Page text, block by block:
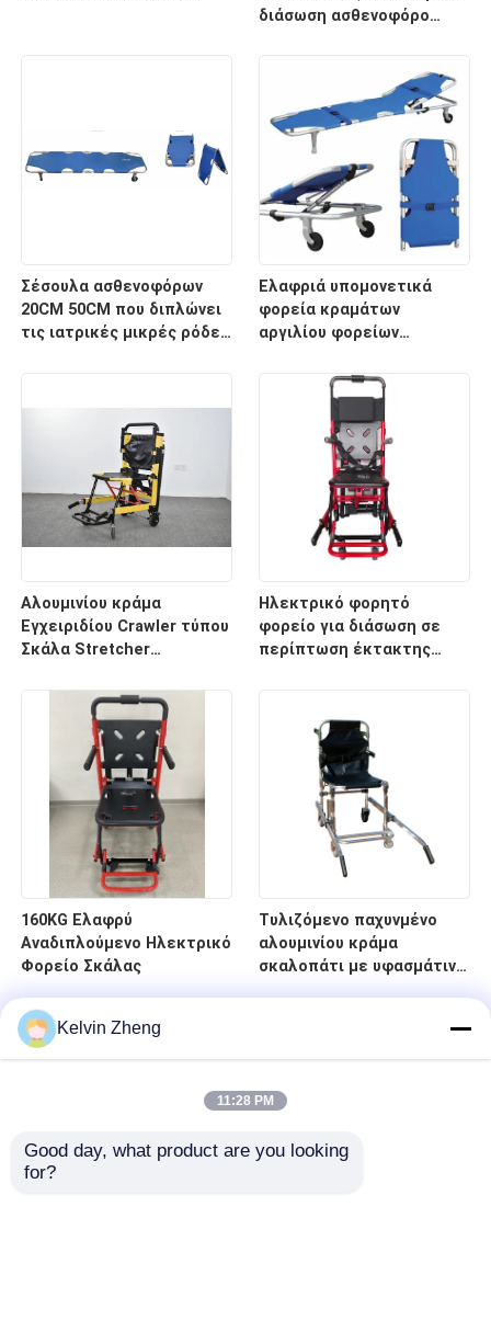
διάσωση ασθενοφόρο
Σέσουλα ασθενοφόρων
20CM 50CM που διπλώνει
τις ιατρικές μικρές ρόδες
Ελαφριά υπομονετικά
φορεία κραμάτων
αργιλίου φορείων
κρεβάτι φορείων
έκτακτης ανάγκης
οπίσθιων στηριγμάτων
Αλουμινίου κράμα
Εγχειριδίου Crawler τύπου
Σκάλα Stretcher
για το νοσοκομείο
μεταφορά ασθενών
Ηλεκτρικό φορητό
φορείο για διάσωση σε
περίπτωση έκτακτης
160KG Ελαφρύ
Αναδιπλούμενο Ηλεκτρικό
Φορείο Σκάλας
Τυλιζόμενο παχυνμένο
αλουμινίου κράμα
σκαλοπάτι με υφασμάτινο
Kelvin Zheng
11:28 PM
Good day, what product are you looking
for?